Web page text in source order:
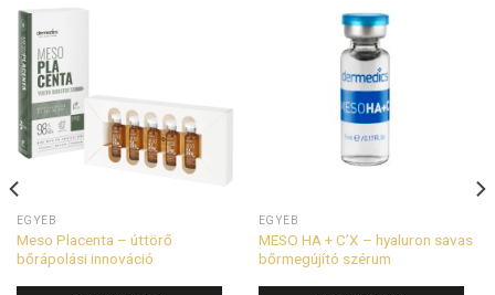
EGYÉB
Meso Placenta – úttörő
bőrápolási innováció
EGYÉB
MESO HA + C’X – hyaluron savas
bőrmegújító szérum